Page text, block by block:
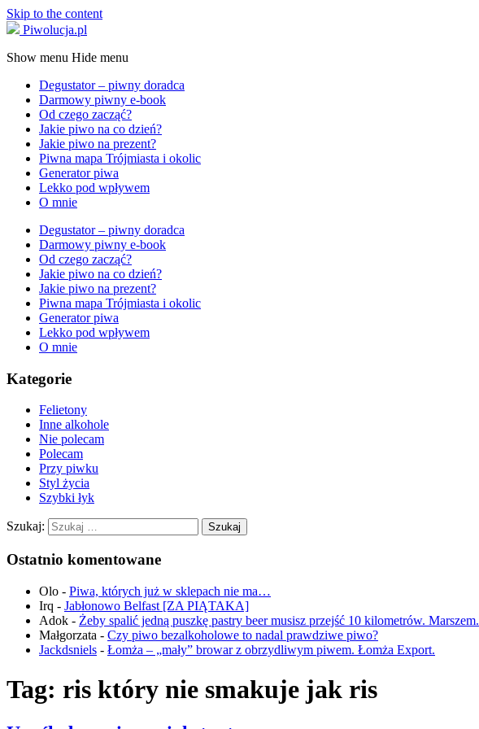
Skip to the content
Piwolucja.pl
Show menu Hide menu
Degustator – piwny doradca
Darmowy piwny e-book
Od czego zacząć?
Jakie piwo na co dzień?
Jakie piwo na prezent?
Piwna mapa Trójmiasta i okolic
Generator piwa
Lekko pod wpływem
O mnie
Degustator – piwny doradca
Darmowy piwny e-book
Od czego zacząć?
Jakie piwo na co dzień?
Jakie piwo na prezent?
Piwna mapa Trójmiasta i okolic
Generator piwa
Lekko pod wpływem
O mnie
Kategorie
Felietony
Inne alkohole
Nie polecam
Polecam
Przy piwku
Styl życia
Szybki łyk
Szukaj:
Ostatnio komentowane
Olo - Piwa, których już w sklepach nie ma…
Irq - Jabłonowo Belfast [ZA PIĄTAKA]
Adok - Żeby spalić jedną puszkę pastry beer musisz przejść 10 kilometrów. Marszem.
Małgorzata - Czy piwo bezalkoholowe to nadal prawdziwe piwo?
Jackdsniels - Łomża – „mały” browar z obrzydliwym piwem. Łomża Export.
Tag: ris który nie smakuje jak ris